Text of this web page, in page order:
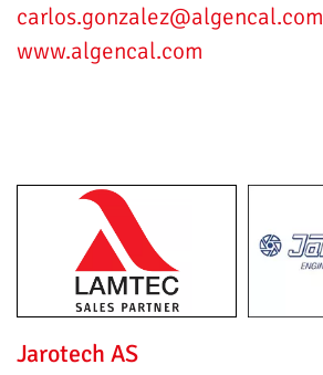
carlos.gonzalez@algencal.com
www.algencal.com
Jarotech AS